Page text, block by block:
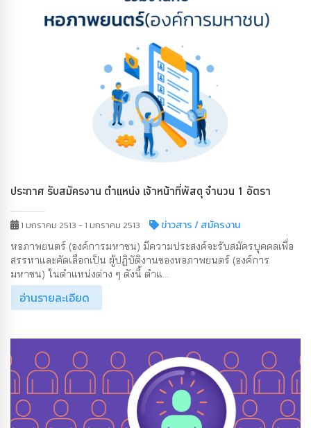
ประกาศ รับสมัครงาน ตำแหน่ง เจ้าหน้าที่พัสดุ จำนวน 1 อัตรา
1 มกราคม 2513 - 1 มกราคม 2513 ข่าวสาร/ สมัครงาน
หอภาพยนตร์ (องค์การมหาชน) มีความประสงค์จะรับสมัครบุคคลเพื่อ
สรรหาและคัดเลือกเป็น ผู้ปฏิบัติงานของหอภาพยนตร์ (องค์การ
มหาชน) ในตำแหน่งต่าง ๆ ดังนี้ ตำแ...
อ่านรายละเอียด